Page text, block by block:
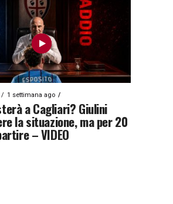
1 settimana ago
a Cagliari? Giulini
la situazione, ma per 20
– VIDEO